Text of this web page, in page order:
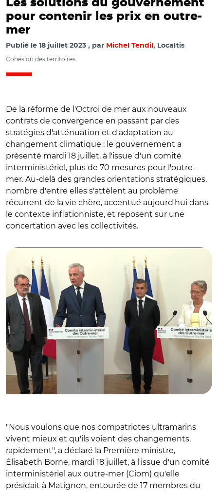
Les solutions du gouvernement
pour contenir les prix en outre-
mer
Publié le 18 juillet 2023 par Michel Tendil , Localtis
Cohésion des territoires
De la réforme de l'Octroi de mer aux nouveaux
contrats de convergence en passant par des
stratégies d'atténuation et d'adaptation au
changement climatique : le gouvernement a
présenté mardi 18 juillet, à l'issue d'un comité
interministériel, plus de 70 mesures pour l'outre-
mer. Au-delà des grandes orientations stratégiques,
nombre d'entre elles s'attèlent au problème
récurrent de la vie chère, accentué aujourd'hui dans
le contexte inflationniste, et reposent sur une
concertation avec les collectivités.
© Capture vidéo @gouvernementFR/ Jean-François
Carenco, Bruno Le Maire, Gérald Darmanin et Elisabeth
"Nous voulons que nos compatriotes ultramarins
vivent mieux et qu'ils voient des changements,
rapidement", a déclaré la Première ministre,
Élisabeth Borne, mardi 18 juillet, à l'issue d'un comité
interministériel aux outre-mer (Ciom) qu'elle
présidait à Matignon, entourée de 17 membres du